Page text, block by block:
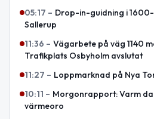
05:17 – Drop-in-guidning i
Sallerup
11:36 – Vägarbete på väg 1140
Trafikplats Osbyholm avslutat
11:27 – Loppmarknad på Nya
10:11 – Morgonrapport: Varm
värmeoro